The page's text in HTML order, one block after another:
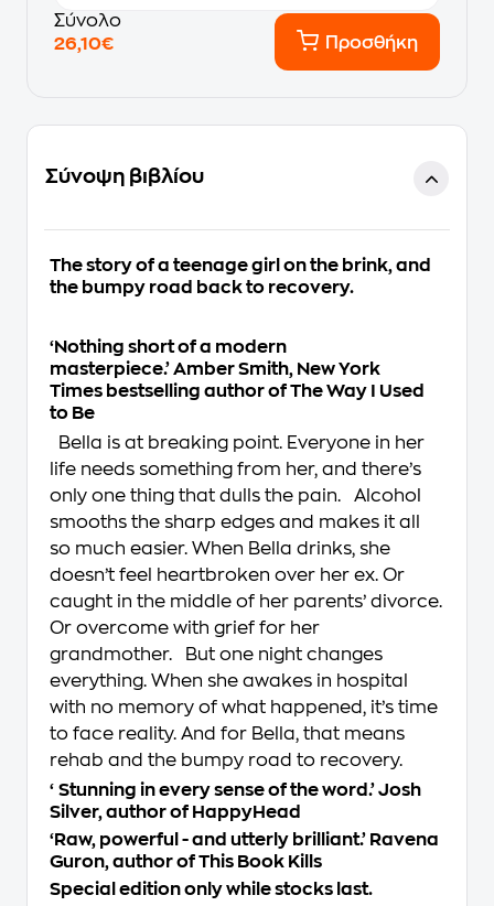
Σύνολο
26,10€
Προσθήκη
Σύνοψη βιβλίου
The story of a teenage girl on the brink, and
the bumpy road back to recovery.
‘Nothing short of a modern
masterpiece.’Amber Smith, New York
Times bestselling author ofThe Way I Used
to Be
Bella is at breaking point. Everyone in her
life needs something from her, and there’s
only one thing that dulls the pain. Alcohol
smooths the sharp edges and makes it all
so much easier. When Bella drinks, she
doesn’t feel heartbroken over her ex. Or
caught in the middle of her parents’ divorce.
Or overcome with grief for her
grandmother. But one night changes
everything. When she awakes in hospital
with no memory of what happened, it’s time
to face reality. And for Bella, that means
rehab and the bumpy road to recovery.
‘Stunning in every sense of the word.’ Josh
Silver, author of HappyHead
‘Raw, powerful - and utterly brilliant.’ Ravena
Guron, author ofThis Book Kills
Special edition only while stocks last.